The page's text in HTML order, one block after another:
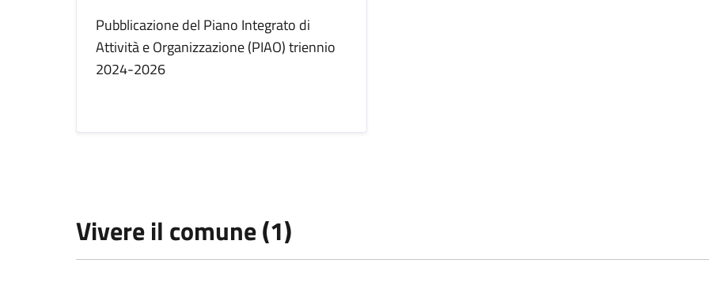
Pubblicazione del Piano Integrato di
Attività e Organizzazione (PIAO) triennio
2024-2026
Vivere il comune (1)